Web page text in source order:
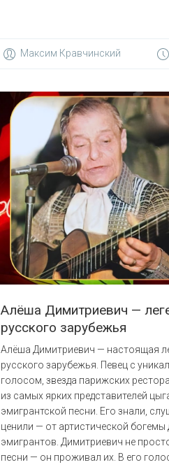
Максим Кравчинский
Алёша Димитриевич —
русского зарубежья
Алёша Димитриевич — настоящая
русского зарубежья. Певец с
голосом, звезда парижских
из самых ярких представителей
эмигрантской песни. Его знали,
ценили — от артистической богемы
эмигрантов. Димитриевич не
песни — он проживал их. В его